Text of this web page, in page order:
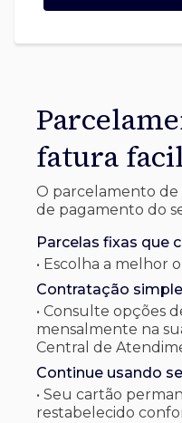
fatura
O parcelamento de
de pagamento do
Parcelas fixas que
• Escolha a melhor
Contratação
• Consulte opções
mensalmente na
Central de
Continue usando
• Seu cartão
restabelecido